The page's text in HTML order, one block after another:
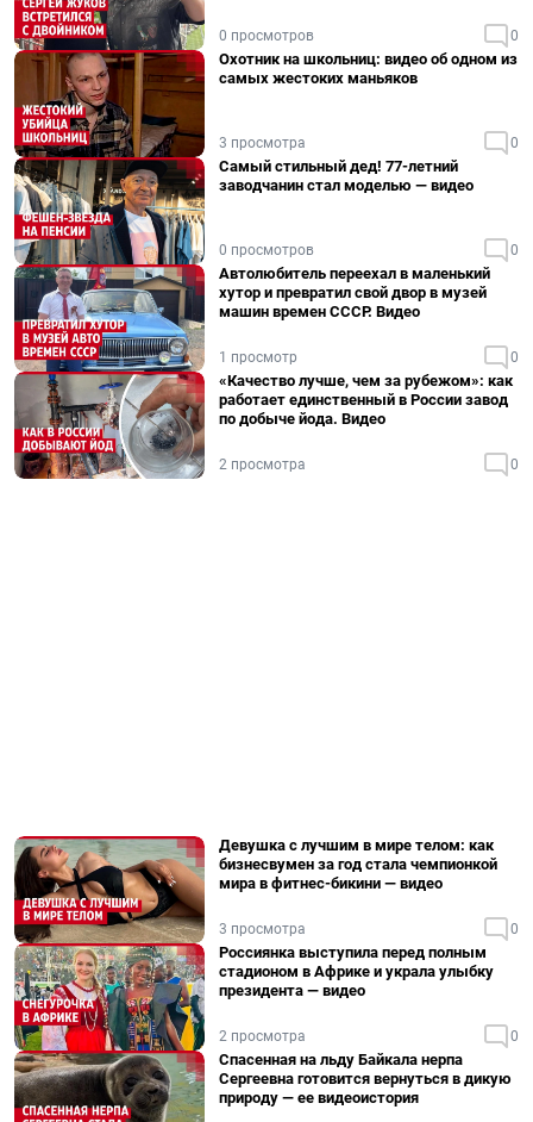
0 просмотров 0
Охотник на школьниц: видео об одном из
самых жестоких маньяков
3 просмотра 0
Самый стильный дед! 77-летний
заводчанин стал моделью — видео
0 просмотров 0
Автолюбитель переехал в маленький
хутор и превратил свой двор в музей
машин времен СССР. Видео
1 просмотр 0
«Качество лучше, чем за рубежом»: как
работает единственный в России завод
по добыче йода. Видео
2 просмотра 0
Девушка с лучшим в мире телом: как
бизнесвумен за год стала чемпионкой
мира в фитнес-бикини — видео
3 просмотра 0
Россиянка выступила перед полным
стадионом в Африке и украла улыбку
президента — видео
2 просмотра 0
Спасенная на льду Байкала нерпа
Сергеевна готовится вернуться в дикую
природу — ее видеоистория